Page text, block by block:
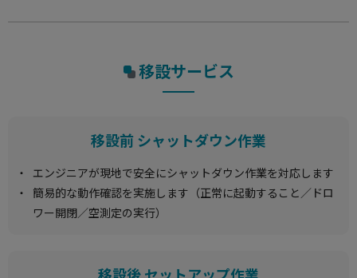
移設サービス
移設前 シャットダウン作業
エンジニアが現地で安全にシャットダウン作業を対応します
簡易的な動作確認を実施します（正常に起動すること／ドロ
ワー開閉／空測定の実行）